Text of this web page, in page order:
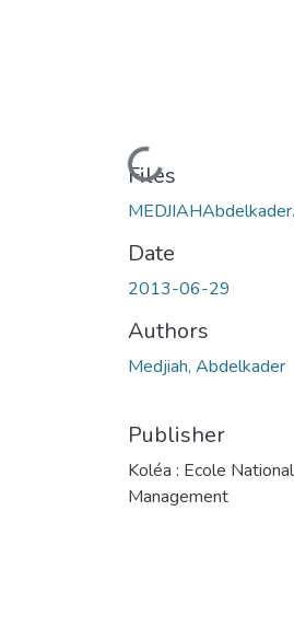
Loading...
Files
Date
2013-06-29
Authors
Medjiah, Abdelkader
Publisher
Koléa : Ecole
Management